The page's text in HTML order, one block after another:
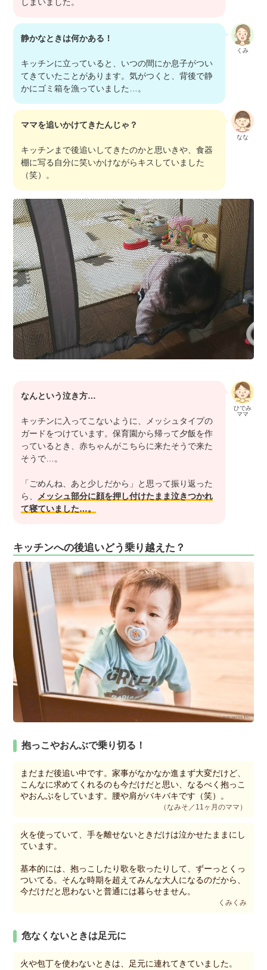
しまいました。
静かなときは何かある！
キッチンに立っていると、いつの間にか息子がつい
てきていたことがあります。気がつくと、背後で静
かにゴミ箱を漁っていました…。
くみ
ママを追いかけてきたんじゃ？
キッチンまで後追いしてきたのかと思いきや、食器
棚に写る自分に笑いかけながらキスしていました
（笑）。
なな
なんという泣き方…
キッチンに入ってこないように、メッシュタイプの
ガードをつけています。保育園から帰って夕飯を作
っているとき、赤ちゃんがこちらに来たそうで来た
そうで…。
「ごめんね、あと少しだから」と思って振り返った
ら、 メッシュ部分に顔を押し付けたまま泣きつかれ
て寝ていました…。
ひでみ
ママ
キッチンへの後追いどう乗り越えた？
抱っこやおんぶで乗り切る！
まだまだ後追い中です。家事がなかなか進まず大変だけど、
こんなに求めてくれるのも今だけだと思い、なるべく抱っこ
やおんぶをしています。腰や肩がバキバキです（笑）。
（なみそ／11ヶ月のママ）
火を使っていて、手を離せないときだけは泣かせたままにし
ています。
基本的には、抱っこしたり歌を歌ったりして、ずーっとくっ
ついてる。そんな時期を超えてみんな大人になるのだから、
今だけだと思わないと普通には暮らせません。
くみくみ
危なくないときは足元に
火や包丁を使わないときは、足元に連れてきていました。